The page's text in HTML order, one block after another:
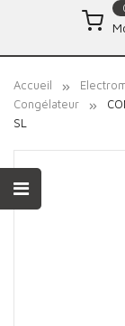
Accueil
Congélateur
SL